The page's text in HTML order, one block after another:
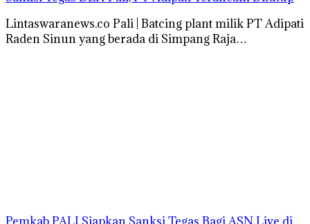
Lintaswaranews.co Pali | Batcing plant milik PT Adipati
Raden Sinun yang berada di Simpang Raja…